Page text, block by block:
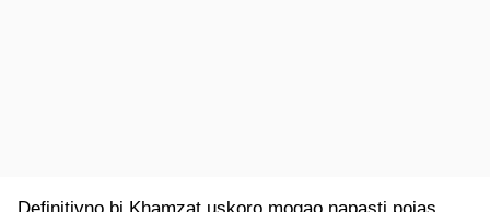
Definitivno bi Khamzat uskoro mogao napasti pojas